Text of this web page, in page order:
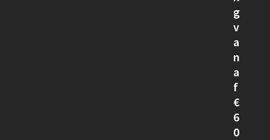
g
v
a
n
a
f
€
6
0